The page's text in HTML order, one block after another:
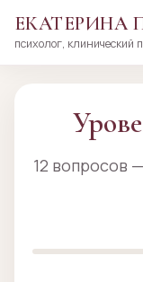
ЕКАТЕРИНА
психолог, клинический
12 вопросов